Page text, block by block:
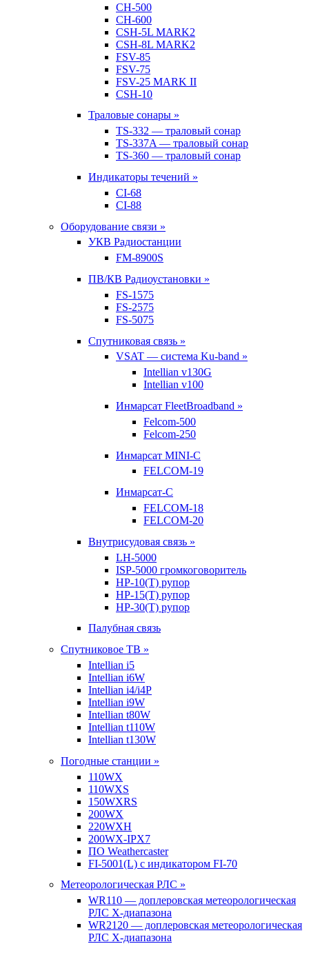
CH-500
CH-600
CSH-5L MARK2
CSH-8L MARK2
FSV-85
FSV-75
FSV-25 MARK II
CSH-10
Траловые сонары »
TS-332 — траловый сонар
TS-337A — траловый сонар
TS-360 — траловый сонар
Индикаторы течений »
CI-68
CI-88
Оборудование связи »
УКВ Радиостанции
FM-8900S
ПВ/КВ Радиоустановки »
FS-1575
FS-2575
FS-5075
Спутниковая связь »
VSAT — система Ku-band »
Intellian v130G
Intellian v100
Инмарсат FleetBroadband »
Felcom-500
Felcom-250
Инмарсат MINI-C
FELCOM-19
Инмарсат-С
FELCOM-18
FELCOM-20
Внутрисудовая связь »
LH-5000
ISP-5000 громкоговоритель
HP-10(T) рупор
HP-15(T) рупор
HP-30(T) рупор
Палубная связь
Спутниковое ТВ »
Intellian i5
Intellian i6W
Intellian i4/i4P
Intellian i9W
Intellian t80W
Intellian t110W
Intellian t130W
Погодные станции »
110WX
110WXS
150WXRS
200WX
220WXH
200WX-IPX7
ПО Weathercaster
FI-5001(L) с индикатором FI-70
Метеорологическая РЛС »
WR110 — доплеровская метеорологическая
РЛС X-диапазона
WR2120 — доплеровская метеорологическая
РЛС X-диапазона